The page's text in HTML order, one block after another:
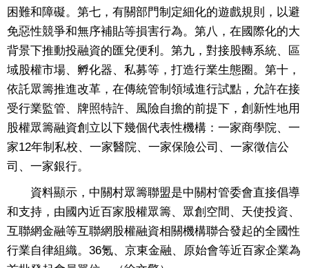
困難和障礙。第七，有關部門制定細化的遊戲規則，以避
免惡性競爭和無序補貼等損害行為。第八，在國際化的大
背景下推動投融資的匯兌便利。第九，對接股轉系統、區
域股權市場、孵化器、私募等，打造行業生態圈。第十，
依託眾籌推進改革，在傳統管制領域進行試點，允許在接
受行業監管、牌照特許、風險自擔的前提下，創新性地用
股權眾籌融資創立以下幾個代表性機構：一家商學院、一
家12年制私校、一家醫院、一家保險公司、一家徵信公
司、一家銀行。
資料顯示，中關村眾籌聯盟是中關村管委會直接倡導
和支持，由國內近百家股權眾籌、眾創空間、天使投資、
互聯網金融等互聯網股權融資相關機構聯合發起的全國性
行業自律組織。36氪、京東金融、原始會等近百家企業為